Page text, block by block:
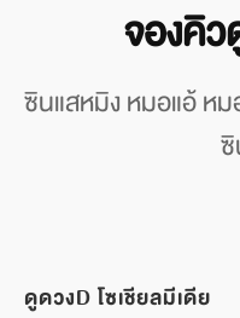
จองคิ
ซินแสหมิง หมอแอ้ ห
ดูดวงD โซเชียลมีเดีย